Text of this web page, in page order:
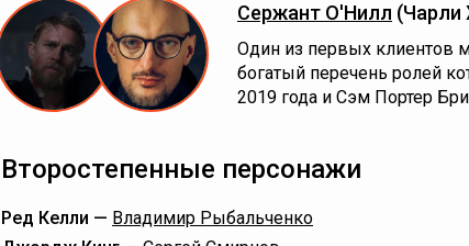
Сержант О'Нилл (Чарли
Один из первых клиентов
богатый перечень ролей
2019 года и Сэм Портер
Второстепенные персонажи
Ред Келли — Владимир Рыбальченко